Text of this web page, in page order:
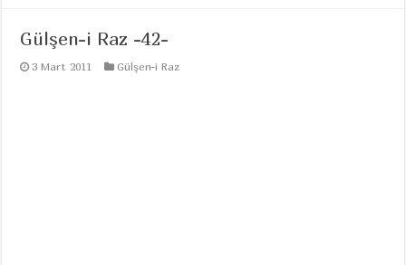
Gülşen-i Raz -42-
3 Mart 2011 Gülşen-i Raz